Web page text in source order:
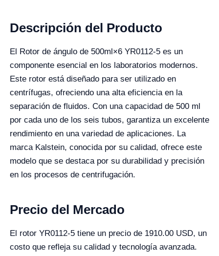
Descripción del Producto
El Rotor de ángulo de 500ml×6 YR0112-5 es un
componente esencial en los laboratorios modernos.
Este rotor está diseñado para ser utilizado en
centrífugas, ofreciendo una alta eficiencia en la
separación de fluidos. Con una capacidad de 500 ml
por cada uno de los seis tubos, garantiza un excelente
rendimiento en una variedad de aplicaciones. La
marca Kalstein, conocida por su calidad, ofrece este
modelo que se destaca por su durabilidad y precisión
en los procesos de centrifugación.
Precio del Mercado
El rotor YR0112-5 tiene un precio de 1910.00 USD, un
costo que refleja su calidad y tecnología avanzada.